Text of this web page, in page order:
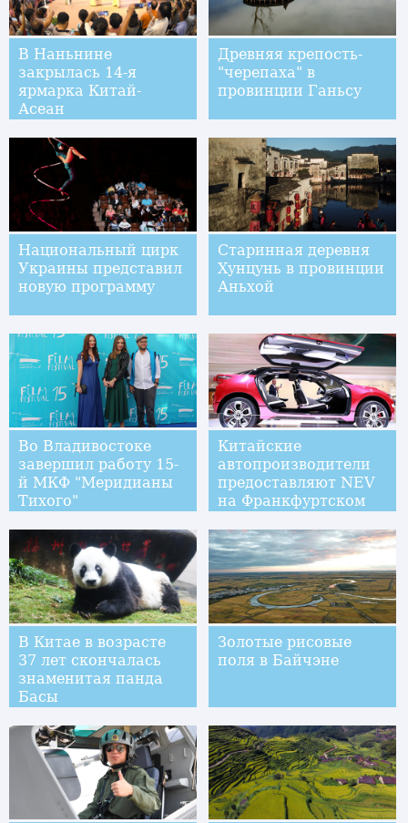
В Наньнине
закрылась 14-я
ярмарка Китай-
Асеан
Древняя крепость-
"черепаха" в
провинции Ганьсу
Национальный цирк
Украины представил
новую программу
Старинная деревня
Хунцунь в провинции
Аньхой
Во Владивостоке
завершил работу 15-
й МКФ "Меридианы
Тихого"
Китайские
автопроизводители
предоставляют NEV
на Франкфуртском
В Китае в возрасте
37 лет скончалась
знаменитая панда
Басы
Золотые рисовые
поля в Байчэне